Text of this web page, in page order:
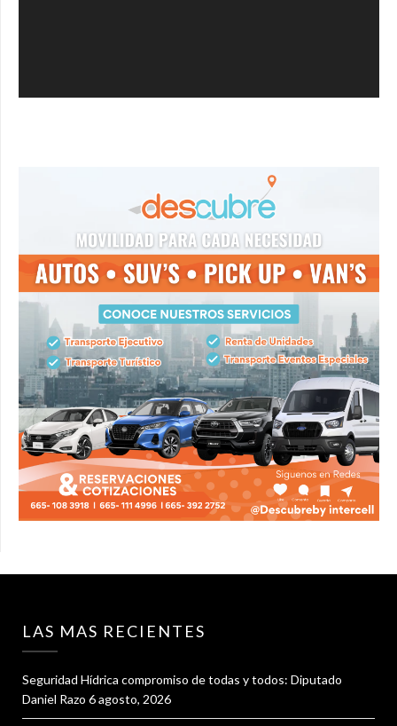
LAS MAS RECIENTES
Seguridad Hídrica compromiso de todas y todos: Diputado
Daniel Razo 6 agosto, 2026